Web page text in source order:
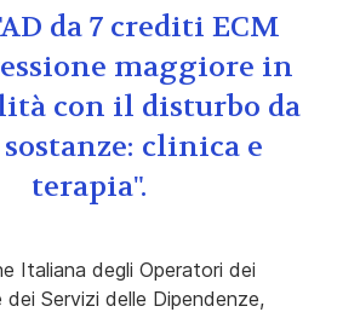
da 7 crediti ECM
maggiore in
con il disturbo da
clinica e
terapia".
Italiana degli Operatori dei
Servizi delle Dipendenze,